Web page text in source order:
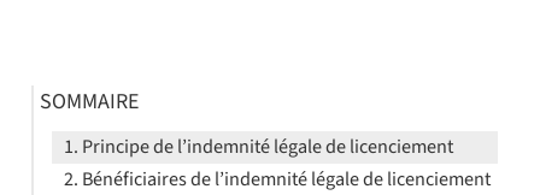
SOMMAIRE
Principe de l’indemnité légale de licenciement
Bénéficiaires de l’indemnité légale de licenciement